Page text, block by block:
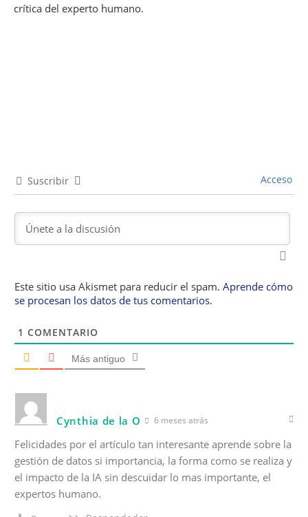
crítica del experto humano.
Suscribir Acceso
Este sitio usa Akismet para reducir el spam. Aprende cómo
se procesan los datos de tus comentarios.
1 COMENTARIO
Más antiguo
Cynthia de la O 6 meses atrás
Felicidades por el artículo tan interesante aprende sobre la
gestión de datos si importancia, la forma como se realiza y
el impacto de la IA sin descuidar lo mas importante, el
expertos humano.